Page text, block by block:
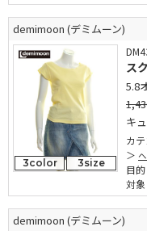
demimoon (デミムーン)
3color 3size
ス
5.8
キ
カテ
目的
対象
demimoon (デミムーン)